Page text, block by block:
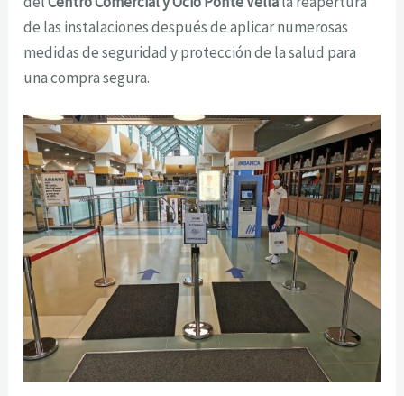
de las instalaciones después de aplicar numerosas
medidas de seguridad y protección de la salud para
una compra segura.